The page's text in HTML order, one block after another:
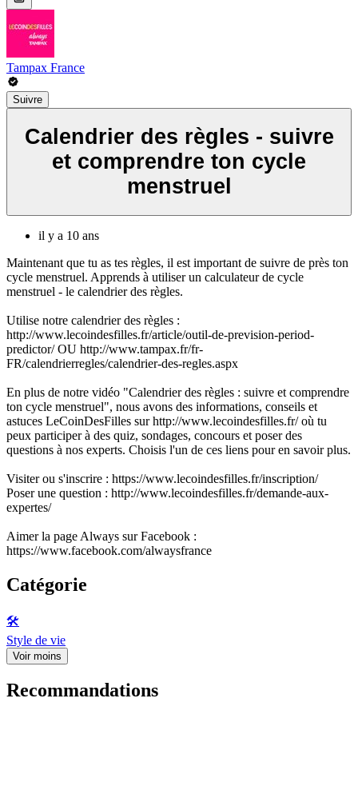
Tampax France
Suivre
Calendrier des règles - suivre
et comprendre ton cycle
menstruel
il y a 10 ans
Maintenant que tu as tes règles, il est important de suivre de près ton
cycle menstruel. Apprends à utiliser un calculateur de cycle
menstruel - le calendrier des règles.
Utilise notre calendrier des règles :
http://www.lecoindesfilles.fr/article/outil-de-prevision-period-
predictor/ OU http://www.tampax.fr/fr-
FR/calendrierregles/calendrier-des-regles.aspx
En plus de notre vidéo "Calendrier des règles : suivre et comprendre
ton cycle menstruel", nous avons des informations, conseils et
astuces LeCoinDesFilles sur http://www.lecoindesfilles.fr/ où tu
peux participer à des quiz, sondages, concours et poser des
questions à nos experts. Choisis l'un de ces liens pour en savoir plus.
Visiter ou s'inscrire : https://www.lecoindesfilles.fr/inscription/
Poser une question : http://www.lecoindesfilles.fr/demande-aux-
expertes/
Aimer la page Always sur Facebook :
https://www.facebook.com/alwaysfrance
Catégorie
🛠️
Style de vie
Voir moins
Recommandations